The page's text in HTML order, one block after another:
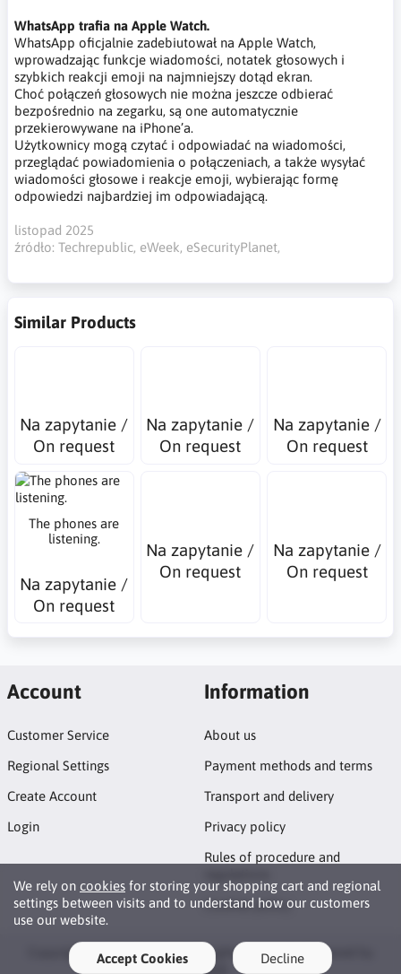
WhatsApp trafia na Apple Watch.
WhatsApp oficjalnie zadebiutował na Apple Watch,
wprowadzając funkcje wiadomości, notatek głosowych i
szybkich reakcji emoji na najmniejszy dotąd ekran.
Choć połączeń głosowych nie można jeszcze odbierać
bezpośrednio na zegarku, są one automatycznie
przekierowywane na iPhone’a.
Użytkownicy mogą czytać i odpowiadać na wiadomości,
przeglądać powiadomienia o połączeniach, a także wysyłać
wiadomości głosowe i reakcje emoji, wybierając formę
odpowiedzi najbardziej im odpowiadającą.
listopad 2025
źródło: Techrepublic, eWeek, eSecurityPlanet,
Similar Products
Na zapytanie /
On request
Na zapytanie /
On request
Na zapytanie /
On request
The phones are
listening.
Na zapytanie /
On request
Na zapytanie /
On request
Na zapytanie /
On request
We rely on cookies for storing your shopping cart and regional
settings between visits and to understand how our customers
use our website.
Accept Cookies Decline
Account
Customer Service
Regional Settings
Create Account
Login
Information
About us
Payment methods and terms
Transport and delivery
Privacy policy
Rules of procedure and
Cookies policy
Copyright © 2026 DigitalIT. All rights reserved · Powered by
LiteCart®